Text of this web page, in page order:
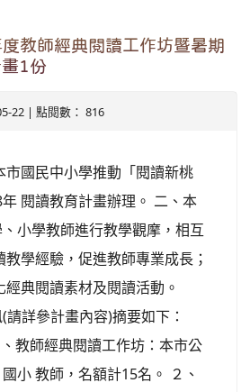
教師經典閱讀工作坊暨暑期
1份
22 | 點閱數： 816
市國民中小學推動「閱讀新桃
閱讀教育計畫辦理。 二、本
小學教師進行教學觀摩，相互
學經驗，促進教師專業成長；
典閱讀素材及閱讀活動。
詳參計畫內容)摘要如下：
教師經典閱讀工作坊：本市公
小 教師，名額計15名。 ２、